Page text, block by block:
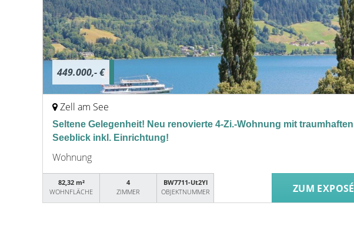
449.000,- €
Zell am See
Seltene Gelegenheit! Neu renovierte 4-Zi.-Wohnung mit traumhaften
Seeblick inkl. Einrichtung!
Wohnung
82,32 m²
WOHNFLÄCHE
4
ZIMMER
BW7711-Ut2Yl
OBJEKTNUMMER
ZUM EXPOSÉ